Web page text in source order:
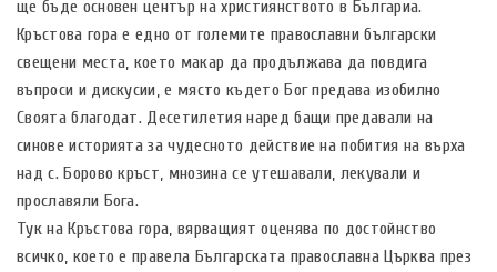
ще бъде основен център на християнството в Българиа.
Кръстова гора е едно от големите православни български
свещени места, което макар да продължава да повдига
въпроси и дискусии, е място където Бог предава изобилно
Своята благодат. Десетилетия наред бащи предавали на
синове историята за чудесното действие на побития на върха
над с. Борово кръст, мнозина се утешавали, лекували и
прославяли Бога.
Тук на Кръстова гора, вярващият оценява по достойнство
всичко, което е правела Българската православна Църква през